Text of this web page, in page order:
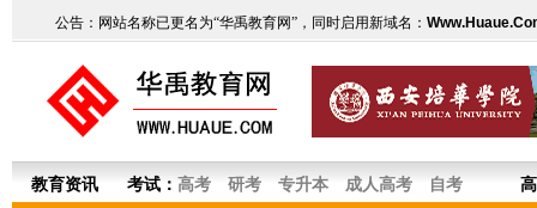
公告：网站名称已更名为“华禹教育网”，同时启用新域名：
教育资讯 考试： 高考 研考 专升本 成人高考 自考